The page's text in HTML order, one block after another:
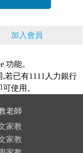
加入會員
功能。
若已有1111人力銀行
使用。
老師
家教
家教